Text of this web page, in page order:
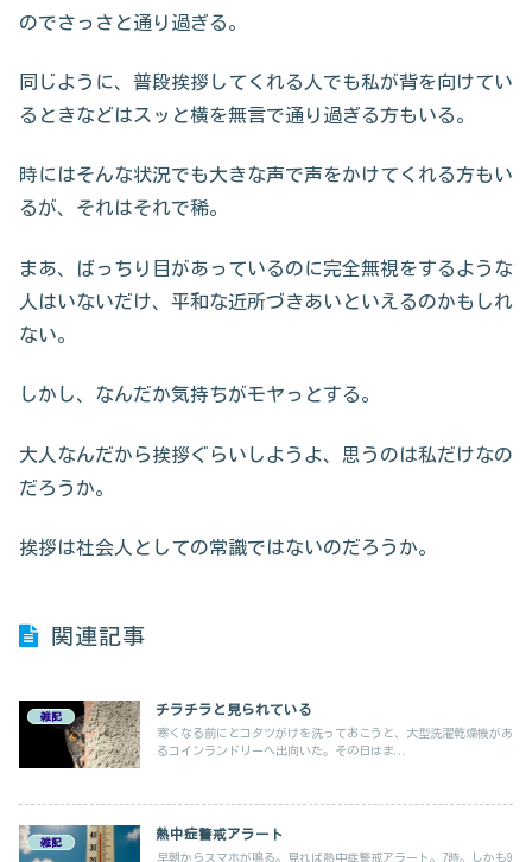
のでさっさと通り過ぎる。
同じように、普段挨拶してくれる人でも私が背を向けてい
るときなどはスッと横を無言で通り過ぎる方もいる。
時にはそんな状況でも大きな声で声をかけてくれる方もい
るが、それはそれで稀。
まあ、ばっちり目があっているのに完全無視をするような
人はいないだけ、平和な近所づきあいといえるのかもしれ
ない。
しかし、なんだか気持ちがモヤっとする。
大人なんだから挨拶ぐらいしようよ、思うのは私だけなの
だろうか。
挨拶は社会人としての常識ではないのだろうか。
関連記事
雑記
チラチラと見られている
寒くなる前にとコタツがけを洗っておこうと、大型洗濯乾燥機があ
るコインランドリーへ出向いた。その日はま...
雑記
熱中症警戒アラート
早朝からスマホが鳴る。見れば熱中症警戒アラート。7時。しかも9